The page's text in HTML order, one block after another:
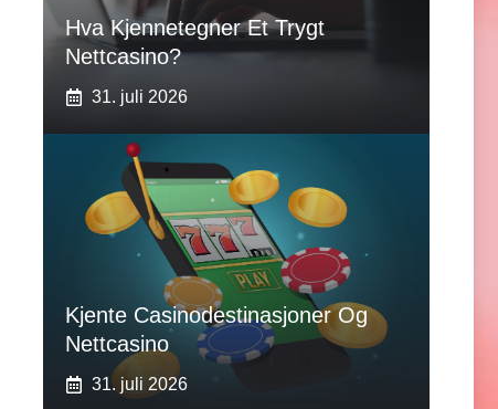
Hva Kjennetegner Et Trygt
Nettcasino?
31. juli 2026
Kjente Casinodestinasjoner Og
Nettcasino
31. juli 2026